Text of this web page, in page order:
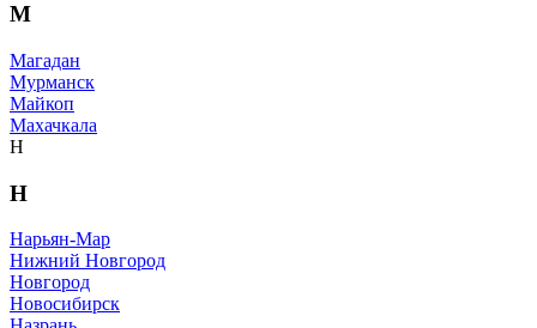
М
Магадан
Мурманск
Майкоп
Махачкала
Н
Н
Нарьян-Мар
Нижний Новгород
Новгород
Новосибирск